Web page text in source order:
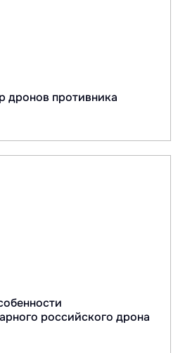
дронов противника
российского дрона